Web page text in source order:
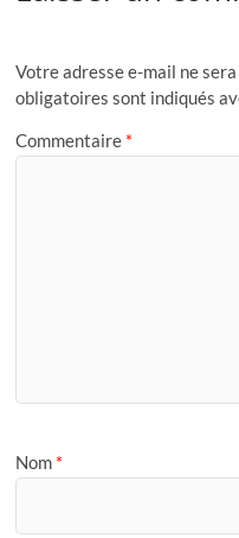
Votre adresse e-mail ne
obligatoires sont indiqués
Commentaire *
Nom *